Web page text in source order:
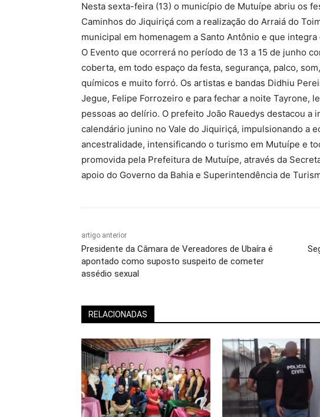
Nesta sexta-feira (13) o município de Mutuípe abriu os
Caminhos do Jiquiriçá com a realização do Arraiá do
municipal em homenagem a Santo Antônio e que
O Evento que ocorrerá no período de 13 a 15 de junho
coberta, em todo espaço da festa, segurança, palco,
químicos e muito forró. Os artistas e bandas Didhiu
Jegue, Felipe Forrozeiro e para fechar a noite Tayrone,
pessoas ao delírio. O prefeito João Rauedys destacou a
calendário junino no Vale do Jiquiriçá, impulsionando a
ancestralidade, intensificando o turismo em Mutuípe e
promovida pela Prefeitura de Mutuípe, através da
apoio do Governo da Bahia e Superintendência de
artigo anterior
Presidente da Câmara de Vereadores de Ubaíra é
apontado como suposto suspeito de cometer
assédio sexual
RELACIONADAS